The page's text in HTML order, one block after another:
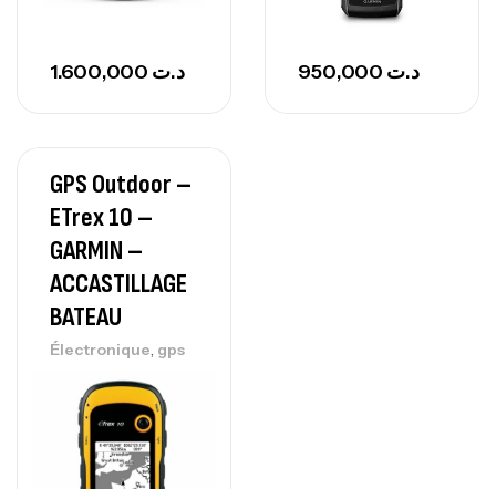
د.ت د.ت
GPS Outdoor –
ETrex 10 –
GARMIN –
ACCASTILLAGE
BATEAU
Électronique gps